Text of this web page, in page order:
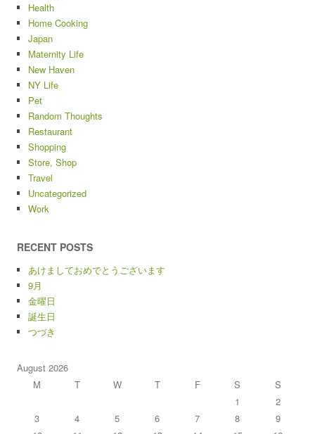
Health
Home Cooking
Japan
Maternity Life
New Haven
NY Life
Pet
Random Thoughts
Restaurant
Shopping
Store, Shop
Travel
Uncategorized
Work
RECENT POSTS
あけましておめでとうございます
9月
金曜日
誕生日
つづき
August 2026
M
T W T F S
S
1
2
3
4 5 6 7 8
9